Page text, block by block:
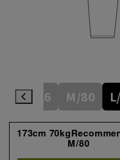
S/76 M/80
173cm
M/80